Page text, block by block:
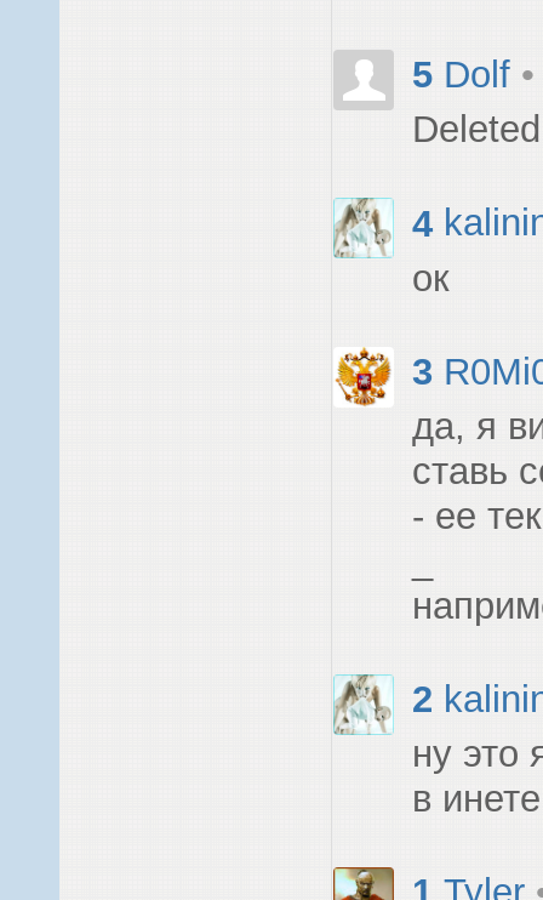
5 Dolf
Deleted
4
ок
3
да, я
ставь
- ее
2
ну это
в